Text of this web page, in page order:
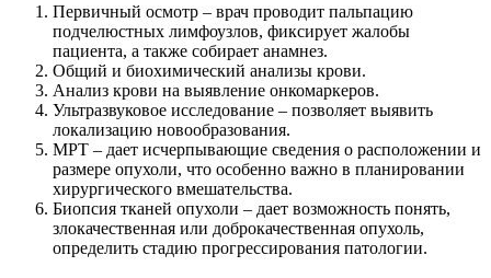
Первичный осмотр – врач проводит пальпацию
подчелюстных лимфоузлов, фиксирует жалобы
пациента, а также собирает анамнез.
Общий и биохимический анализы крови.
Анализ крови на выявление онкомаркеров.
Ультразвуковое исследование – позволяет выявить
локализацию новообразования.
МРТ – дает исчерпывающие сведения о расположении и
размере опухоли, что особенно важно в планировании
хирургического вмешательства.
Биопсия тканей опухоли – дает возможность понять,
злокачественная или доброкачественная опухоль,
определить стадию прогрессирования патологии.